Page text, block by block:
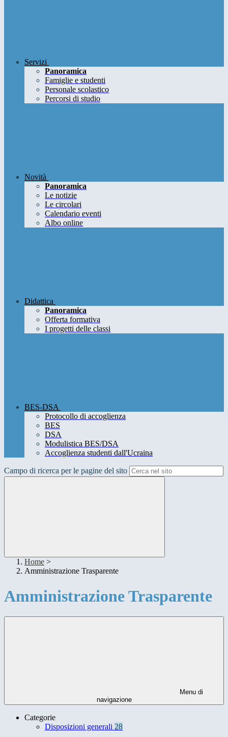
Servizi
Panoramica
Famiglie e studenti
Personale scolastico
Percorsi di studio
Novità
Panoramica
Le notizie
Le circolari
Calendario eventi
Albo online
Didattica
Panoramica
Offerta formativa
I progetti delle classi
BES-DSA
Protocollo di accoglienza
BES
DSA
Modulistica BES/DSA
Accoglienza studenti dall'Ucraina
Campo di ricerca per le pagine del sito
Home >
Amministrazione Trasparente
Amministrazione Trasparente
Menu di
navigazione
Categorie
Disposizioni generali 28